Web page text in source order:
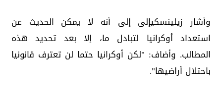
وأشار زيلينسكيإلى إلى أنه لا يمكن الحديث عن
استعداد أوكرانيا لتبادل ما، إلا بعد تحديد هذه
المطالب. وأضاف: "لكن أوكرانيا حتما لن تعترف قانونيا
باحتلال أراضيها".